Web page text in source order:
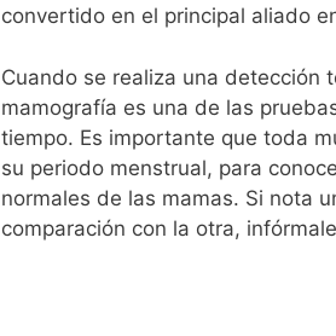
convertido en el principal aliado
Cuando se realiza una detección
mamografía es una de las
tiempo. Es importante que toda
su periodo menstrual, para
normales de las mamas. Si nota
comparación con la otra,